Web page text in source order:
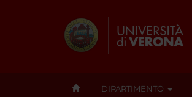
DIPARTIMENTO